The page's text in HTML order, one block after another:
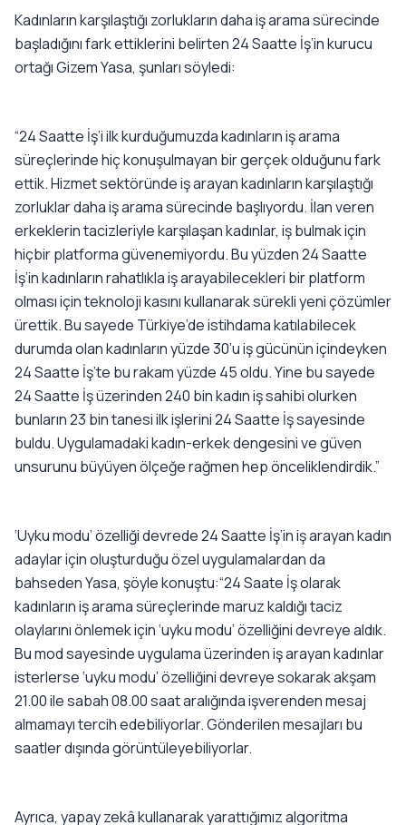
Kadınların karşılaştığı zorlukların daha iş arama sürecinde
başladığını fark ettiklerini belirten 24 Saatte İş’in kurucu
ortağı Gizem Yasa, şunları söyledi:
“24 Saatte İş’i ilk kurduğumuzda kadınların iş arama
süreçlerinde hiç konuşulmayan bir gerçek olduğunu fark
ettik. Hizmet sektöründe iş arayan kadınların karşılaştığı
zorluklar daha iş arama sürecinde başlıyordu. İlan veren
erkeklerin tacizleriyle karşılaşan kadınlar, iş bulmak için
hiçbir platforma güvenemiyordu. Bu yüzden 24 Saatte
İş’in kadınların rahatlıkla iş arayabilecekleri bir platform
olması için teknoloji kasını kullanarak sürekli yeni çözümler
ürettik. Bu sayede Türkiye’de istihdama katılabilecek
durumda olan kadınların yüzde 30’u iş gücünün içindeyken
24 Saatte İş’te bu rakam yüzde 45 oldu. Yine bu sayede
24 Saatte İş üzerinden 240 bin kadın iş sahibi olurken
bunların 23 bin tanesi ilk işlerini 24 Saatte İş sayesinde
buldu. Uygulamadaki kadın-erkek dengesini ve güven
unsurunu büyüyen ölçeğe rağmen hep önceliklendirdik.”
‘Uyku modu’ özelliği devrede 24 Saatte İş’in iş arayan kadın
adaylar için oluşturduğu özel uygulamalardan da
bahseden Yasa, şöyle konuştu:“24 Saate İş olarak
kadınların iş arama süreçlerinde maruz kaldığı taciz
olaylarını önlemek için ‘uyku modu’ özelliğini devreye aldık.
Bu mod sayesinde uygulama üzerinden iş arayan kadınlar
isterlerse ‘uyku modu’ özelliğini devreye sokarak akşam
21.00 ile sabah 08.00 saat aralığında işverenden mesaj
almamayı tercih edebiliyorlar. Gönderilen mesajları bu
saatler dışında görüntüleyebiliyorlar.
Ayrıca, yapay zekâ kullanarak yarattığımız algoritma